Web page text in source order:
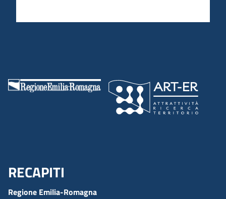
Menu Footer
RECAPITI
Regione Emilia-Romagna